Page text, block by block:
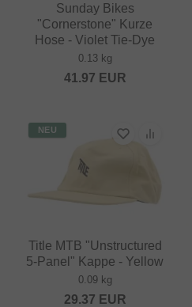
Sunday Bikes
"Cornerstone" Kurze
Hose - Violet Tie-Dye
0.13 kg
41.97 EUR
NEU
Title MTB "Unstructured
5-Panel" Kappe - Yellow
0.09 kg
29.37 EUR